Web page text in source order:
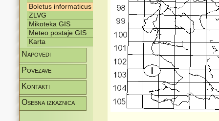
Boletus informaticus
ZLVG
Mikoteka GIS
Meteo postaje GIS
Karta
Napovedi
Povezave
Kontakti
Osebna izkaznica